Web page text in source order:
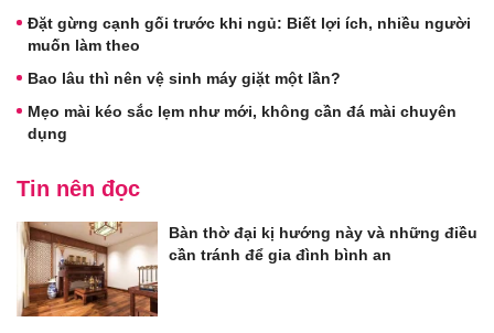
Đặt gừng cạnh gối trước khi ngủ: Biết lợi ích, nhiều người
muốn làm theo
Bao lâu thì nên vệ sinh máy giặt một lần?
Mẹo mài kéo sắc lẹm như mới, không cần đá mài chuyên
dụng
Tin nên đọc
Bàn thờ đại kị hướng này và những điều
cần tránh để gia đình bình an